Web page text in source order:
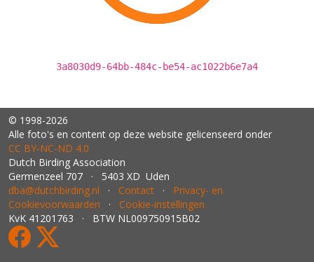
3a8030d9-64bb-484c-be54-ac1022b6e7a4
© 1998-2026
Alle foto's en content op deze website gelicenseerd onder
CC BY‑NC‑ND 4.0
Dutch Birding Association
Germenzeel 707 · 5403 XD Uden
dba@dutchbirding.nl · Contact · Privacy- en
Cookievoorwaarden · Cookie-instellingen
KvK 41201763 · BTW NL009750915B02